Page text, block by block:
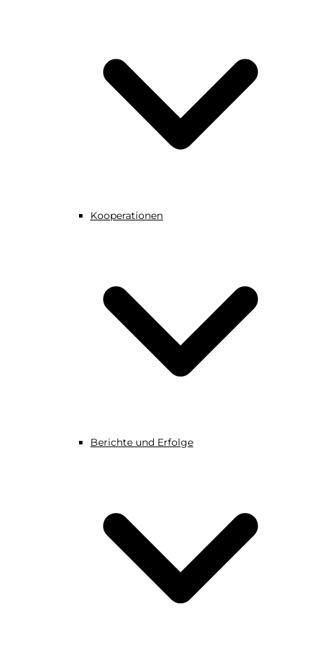
Kooperationen
Berichte und Erfolge